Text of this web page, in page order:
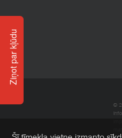
©
Ziņot par kļūdu